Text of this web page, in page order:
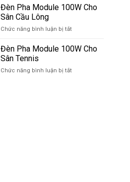
Mini
Đèn Pha Module 100W Cho
Sân Cầu Lông
Chức năng bình luận bị tắt
Pha
Đèn Pha Module 100W Cho
Sân Tennis
Chức năng bình luận bị tắt